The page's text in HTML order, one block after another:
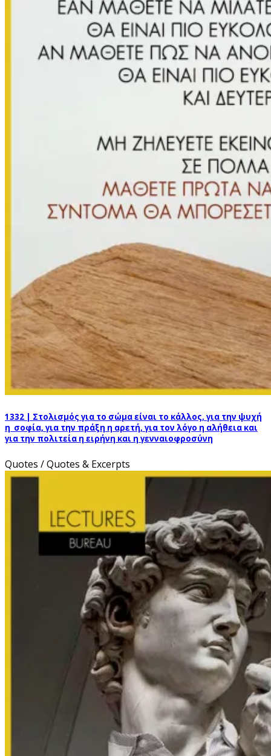
1332 | Στολισμός για το σώμα είναι το κάλλος, για την ψυχή
η σοφία, για την πράξη η αρετή, για τον λόγο η αλήθεια και
για την πολιτεία η ειρήνη και η γενναιοφροσύνη
Quotes / Quotes & Excerpts